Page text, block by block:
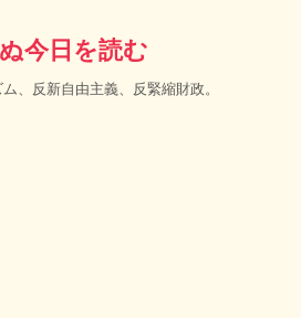
今日を読む
、反新自由主義、反緊縮財政。